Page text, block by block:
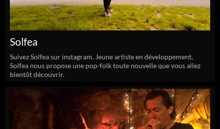
Solfea
Suivez Solfea sur instagram. Jeune artiste en développement,
Solfea nous propose une pop-folk toute nouvelle que vous allez
bientôt découvrir.